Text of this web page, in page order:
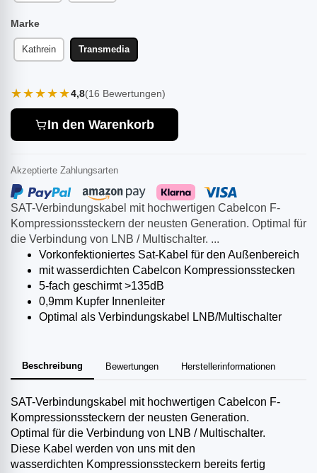
SAT-Verbindungskabel mit hochwertigen Cabelcon F-
Kompressionssteckern der neusten Generation. Optimal für
die Verbindung von LNB / Multischalter. ...
Vorkonfektioniertes Sat-Kabel für den Außenbereich
mit wasserdichten Cabelcon Kompressionsstecken
5-fach geschirmt >135dB
0,9mm Kupfer Innenleiter
Optimal als Verbindungskabel LNB/Multischalter
Beschreibung Bewertungen Herstellerinformationen
SAT-Verbindungskabel mit hochwertigen Cabelcon F-
Kompressionssteckern der neusten Generation.
Optimal für die Verbindung von LNB / Multischalter.
Diese Kabel werden von uns mit den
wasserdichten Kompressionssteckern bereits fertig
Marke
Kathrein Transmedia
★★★★★4,8(16 Bewertungen)
In den Warenkorb
Akzeptierte Zahlungsarten